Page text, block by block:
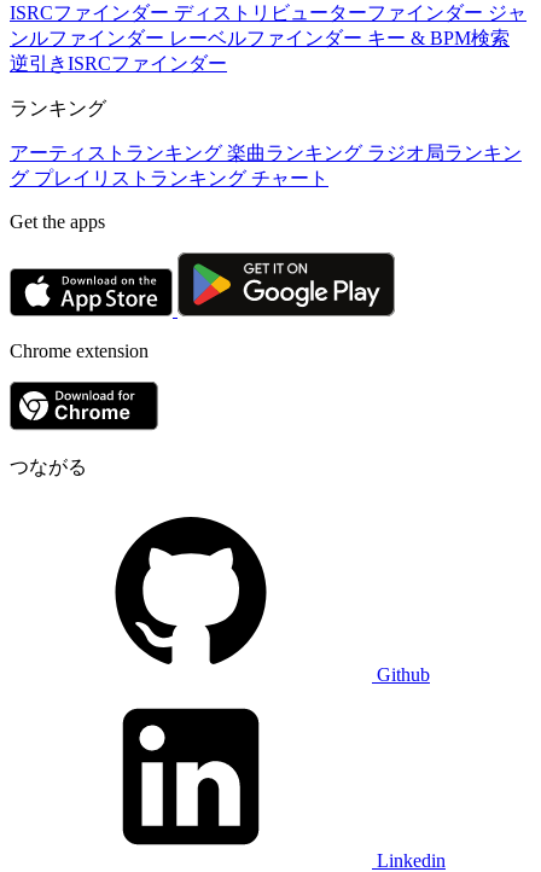
ISRCファインダー ディストリビューターファインダー ジャ
ンルファインダー レーベルファインダー キー & BPM検索
逆引きISRCファインダー
ランキング
アーティストランキング 楽曲ランキング ラジオ局ランキン
グ プレイリストランキング チャート
Get the apps
Chrome extension
つながる
Github
Linkedin